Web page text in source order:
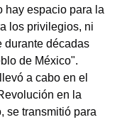
hay espacio para la
los privilegios, ni
durante décadas
de México".
a cabo en el
en la
se transmitió para